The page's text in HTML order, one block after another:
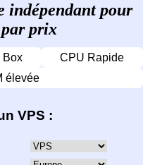
indépendant pour
par prix
Box
CPU Rapide
élevée
VPS :